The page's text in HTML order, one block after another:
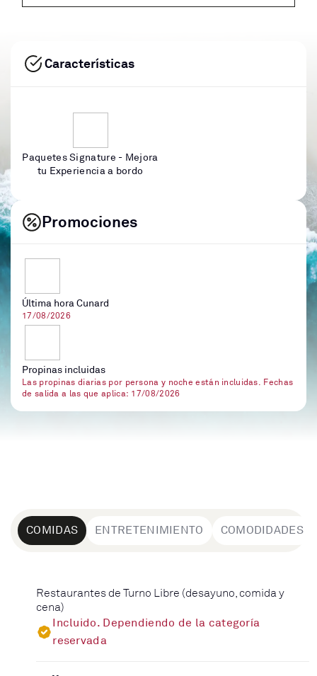
Características
Paquetes Signature - Mejora
tu Experiencia a bordo
Promociones
Última hora Cunard
17/08/2026
Propinas incluidas
Las propinas diarias por persona y noche están incluidas. Fechas
de salida a las que aplica: 17/08/2026
COMIDAS ENTRETENIMIENTO COMODIDADES
Restaurantes de Turno Libre (desayuno, comida y
cena)
Incluido. Dependiendo de la categoría
reservada